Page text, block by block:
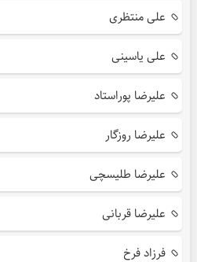
علی منتظری
علی یاسینی
علیرضا پوراستاد
علیرضا روزگار
علیرضا طلیسچی
علیرضا قربانی
فرزاد فرخ